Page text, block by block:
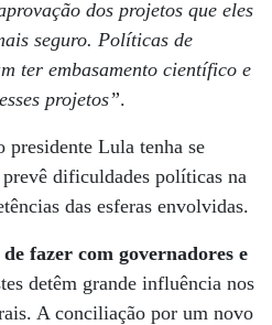
dos projetos que eles
seguro. Políticas de
ter embasamento científico e
projetos”.
presidente Lula tenha se
dificuldades políticas na
das esferas envolvidas.
fazer com governadores e
detêm grande influência nos
A conciliação por um novo